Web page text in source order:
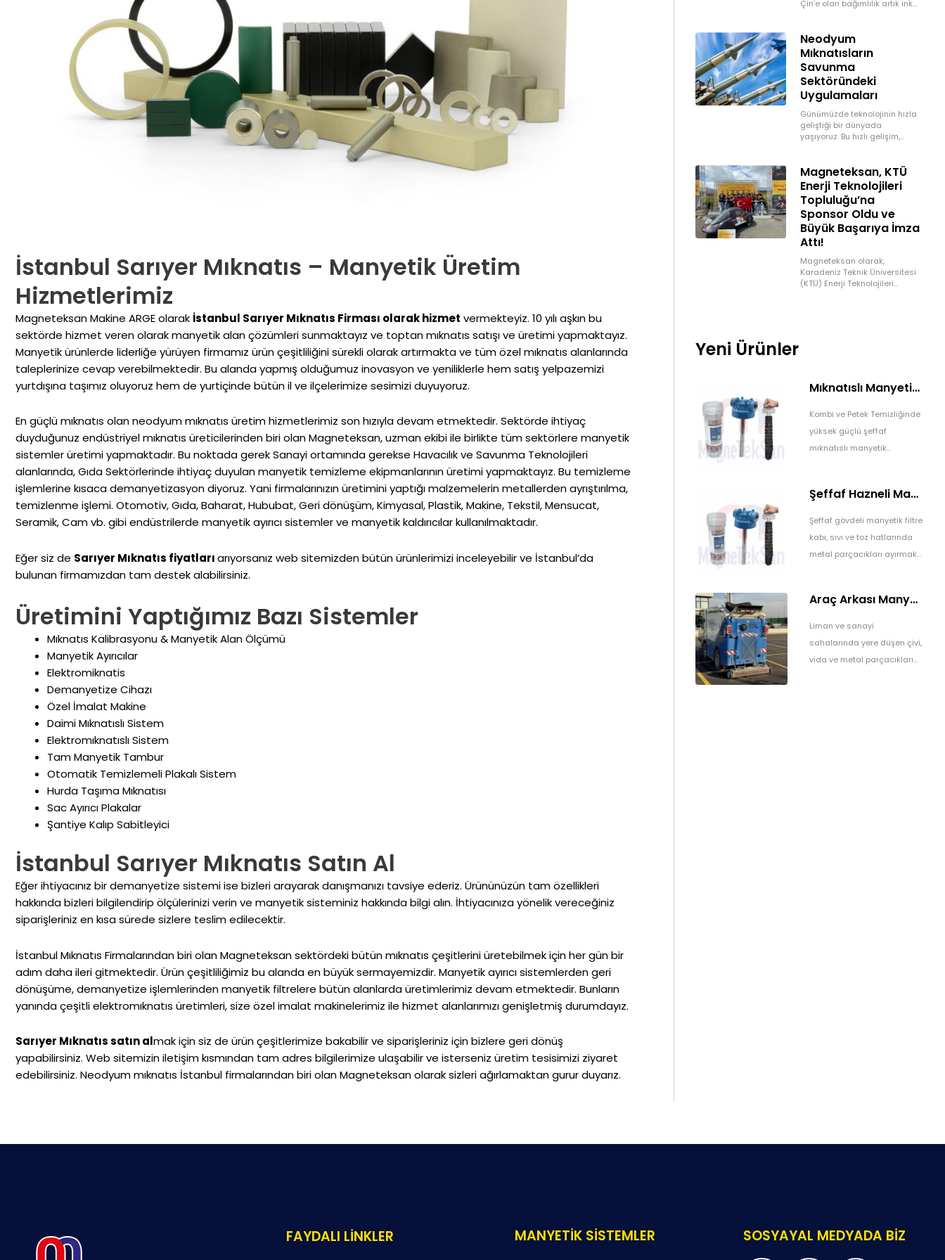
İstanbul Sarıyer Mıknatıs – Manyetik Üretim
Hizmetlerimiz
Magneteksan Makine ARGE olarak İstanbul Sarıyer Mıknatıs Firması olarak hizmet vermekteyiz. 10 yılı aşkın bu
sektörde hizmet veren olarak manyetik alan çözümleri sunmaktayız ve toptan mıknatıs satışı ve üretimi yapmaktayız.
Manyetik ürünlerde liderliğe yürüyen firmamız ürün çeşitliliğini sürekli olarak artırmakta ve tüm özel mıknatıs alanlarında
taleplerinize cevap verebilmektedir. Bu alanda yapmış olduğumuz inovasyon ve yeniliklerle hem satış yelpazemizi
yurtdışına taşımız oluyoruz hem de yurtiçinde bütün il ve ilçelerimize sesimizi duyuyoruz.
En güçlü mıknatıs olan neodyum mıknatıs üretim hizmetlerimiz son hızıyla devam etmektedir. Sektörde ihtiyaç
duyduğunuz endüstriyel mıknatıs üreticilerinden biri olan Magneteksan, uzman ekibi ile birlikte tüm sektörlere manyetik
sistemler üretimi yapmaktadır. Bu noktada gerek Sanayi ortamında gerekse Havacılık ve Savunma Teknolojileri
alanlarında, Gıda Sektörlerinde ihtiyaç duyulan manyetik temizleme ekipmanlarının üretimi yapmaktayız. Bu temizleme
işlemlerine kısaca demanyetizasyon diyoruz. Yani firmalarınızın üretimini yaptığı malzemelerin metallerden ayrıştırılma,
temizlenme işlemi. Otomotiv, Gıda, Baharat, Hububat, Geri dönüşüm, Kimyasal, Plastik, Makine, Tekstil, Mensucat,
Seramik, Cam vb. gibi endüstrilerde manyetik ayırıcı sistemler ve manyetik kaldırıcılar kullanılmaktadır.
Eğer siz de Sarıyer Mıknatıs fiyatlarıarıyorsanız web sitemizden bütün ürünlerimizi inceleyebilir ve İstanbul’da
bulunan firmamızdan tam destek alabilirsiniz.
Üretimini Yaptığımız Bazı Sistemler
Mıknatıs Kalibrasyonu & Manyetik Alan Ölçümü
Manyetik Ayırıcılar
Elektromiknatis
Demanyetize Cihazı
Özel İmalat Makine
Daimi Mıknatıslı Sistem
Elektromıknatıslı Sistem
Tam Manyetik Tambur
Otomatik Temizlemeli Plakalı Sistem
Hurda Taşıma Mıknatısı
Sac Ayırıcı Plakalar
Şantiye Kalıp Sabitleyici
İstanbul Sarıyer Mıknatıs Satın Al
Eğer ihtiyacınız bir demanyetize sistemi ise bizleri arayarak danışmanızı tavsiye ederiz. Ürününüzün tam özellikleri
hakkında bizleri bilgilendirip ölçülerinizi verin ve manyetik sisteminiz hakkında bilgi alın. İhtiyacınıza yönelik vereceğiniz
siparişleriniz en kısa sürede sizlere teslim edilecektir.
İstanbul Mıknatıs Firmalarından biri olan Magneteksan sektördeki bütün mıknatıs çeşitlerini üretebilmek için her gün bir
adım daha ileri gitmektedir. Ürün çeşitliliğimiz bu alanda en büyük sermayemizdir. Manyetik ayırıcı sistemlerden geri
dönüşüme, demanyetize işlemlerinden manyetik filtrelere bütün alanlarda üretimlerimiz devam etmektedir. Bunların
yanında çeşitli elektromıknatıs üretimleri, size özel imalat makinelerimiz ile hizmet alanlarımızı genişletmiş durumdayız.
Sarıyer Mıknatıs satın almak için siz de ürün çeşitlerimize bakabilir ve siparişleriniz için bizlere geri dönüş
yapabilirsiniz. Web sitemizin iletişim kısmından tam adres bilgilerimize ulaşabilir ve isterseniz üretim tesisimizi ziyaret
edebilirsiniz. Neodyum mıknatıs İstanbul firmalarından biri olan Magneteksan olarak sizleri ağırlamaktan gurur duyarız.
Çin’e olan bağımlılık artık inkâr
büyük bölümünü kontrol eden
Çin, özellikle neodimyum,
Neodyum
Mıknatısların
Savunma
Sektöründeki
Uygulamaları
Günümüzde teknolojinin hızla
geliştiği bir dünyada
yaşıyoruz. Bu hızlı gelişim,
olarak daha güçlü, daha hafif
ve daha etkili
Magneteksan, KTÜ
Enerji Teknolojileri
Topluluğu’na
Sponsor Oldu ve
Büyük Başarıya İmza
Attı!
Magneteksan olarak,
Karadeniz Teknik Üniversitesi
(KTÜ) Enerji Teknolojileri
Yeni Ürünler
Mıknatıslı Manyetik Tutucu Filtre Mıknatıs – Petek ve Kombi Temizliği
Kombi ve Petek Temizliğinde
yüksek güçlü şeffaf
mıknatıslı manyetik
Şeffaf Hazneli Manyetik Çubuk Filtre – Ekonomik ve Yüksek Verimli Metal Tutucu
Şeffaf gövdeli manyetik filtre
kabı, sıvı ve toz hatlarında
metal parçacıkları ayırmak
sistemidir. Üretim
süreçlerinde ürün kalitesini
artırır ve ekipmanları korur.
Araç Arkası Manyetik Süpürge – Liman, Fuar Alanı ve Otomotiv Fabrikaları İçin
Liman ve sanayi
sahalarında yere düşen çivi,
vida ve metal parçacıkları
FAYDALI LİNKLER MANYETİK SİSTEMLER SOSYAYAL MEDYADA BİZ